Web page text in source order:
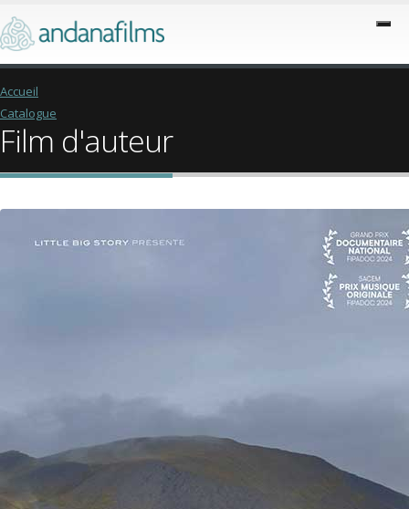
Accueil
Catalogue
Film d'auteur